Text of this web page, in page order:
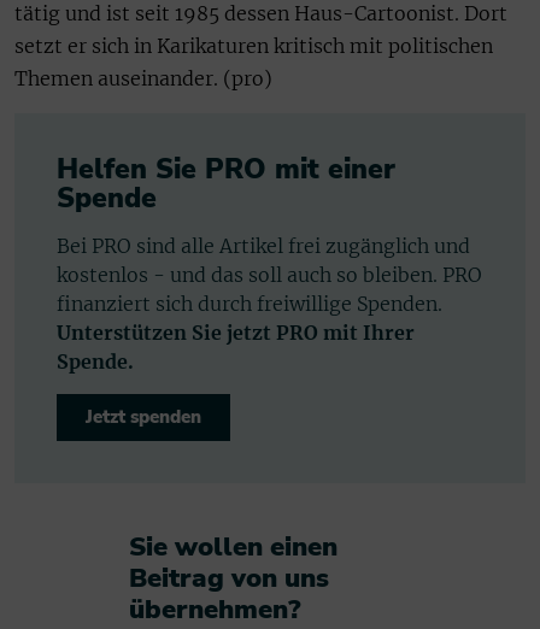
tätig und ist seit 1985 dessen Haus-Cartoonist. Dort
setzt er sich in Karikaturen kritisch mit politischen
Themen auseinander. (pro)
Helfen Sie PRO mit einer
Spende
Bei PRO sind alle Artikel frei zugänglich und
kostenlos - und das soll auch so bleiben. PRO
finanziert sich durch freiwillige Spenden.
Unterstützen Sie jetzt PRO mit Ihrer
Spende.
Jetzt spenden
Sie wollen einen
Beitrag von uns
übernehmen?​